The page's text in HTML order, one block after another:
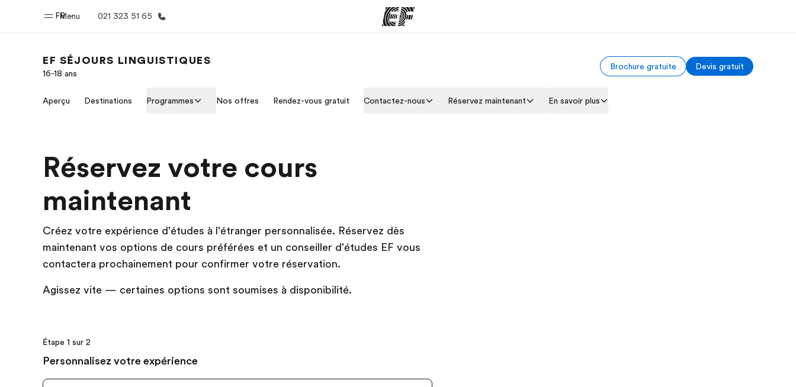
Menu
FR 021 323 51 65
Bienvenue chez EF Nos offres Trouver un bureau Qui sommes-nous ?
EF SÉJOURS LINGUISTIQUES
16-18 ans
Brochure gratuite Devis gratuit
Aperçu Destinations Programmes Nos offres Rendez-vous gratuit Contactez-nous Réservez maintenant En savoir plus
Réservez votre cours
maintenant
Créez votre expérience d'études à l'étranger personnalisée. Réservez dès
maintenant vos options de cours préférées et un conseiller d'études EF vous
contactera prochainement pour confirmer votre réservation.
Agissez vite — certaines options sont soumises à disponibilité.
Étape 1 sur 2
Personnalisez votre expérience